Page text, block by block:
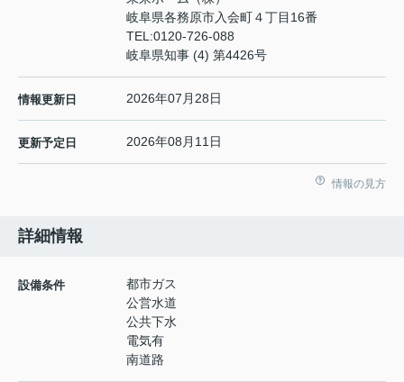
岐阜県各務原市入会町４丁目16番
TEL:0120-726-088
岐阜県知事 (4) 第4426号
情報更新日 2026年07月28日
更新予定日 2026年08月11日
情報の見方
詳細情報
設備条件
都市ガス
公営水道
公共下水
電気有
南道路